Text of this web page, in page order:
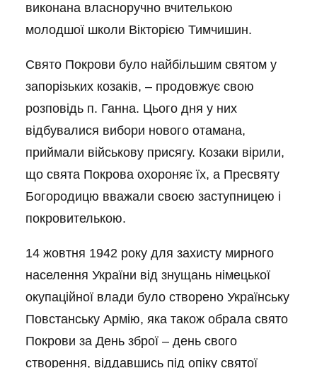
виконана власноручно вчителькою
молодшої школи Вікторією Тимчишин.
Свято Покрови було найбільшим святом у
запорізьких козаків, – продовжує свою
розповідь п. Ганна. Цього дня у них
відбувалися вибори нового отамана,
приймали військову присягу. Козаки вірили,
що свята Покрова охороняє їх, а Пресвяту
Богородицю вважали своєю заступницею і
покровителькою.
14 жовтня 1942 року для захисту мирного
населення України від знущань німецької
окупаційної влади було створено Українську
Повстанську Армію, яка також обрала свято
Покрови за День зброї – день свого
створення, віддавшись під опіку святої